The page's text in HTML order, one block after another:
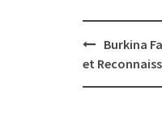
Post
navigation
Burkina
et